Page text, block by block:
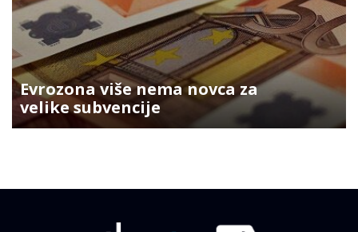
Evrozona više nema novca za
velike subvencije